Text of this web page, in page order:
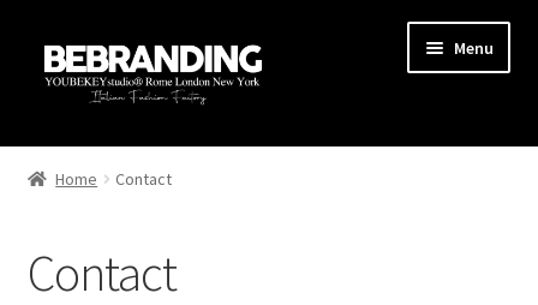
Menu
HOME
PRODUZIONE
Home Contact
Contact